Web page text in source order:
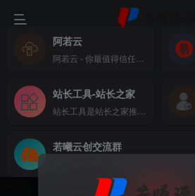
阿若云
站长工具-站长之家
若曦云创交流群